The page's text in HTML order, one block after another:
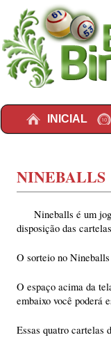
Pular para o
Pular para o
INICIAL
NINEBALLS
Nineballs é um
disposição das
O sorteio no
O espaço acima da
embaixo você poderá
Essas quatro cartelas